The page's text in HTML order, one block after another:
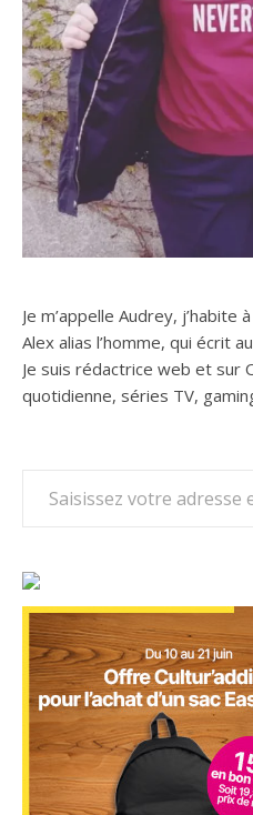
Je m’appelle Audrey, j’habite
Alex alias l’homme, qui écrit
Je suis rédactrice web et sur
quotidienne, séries TV,